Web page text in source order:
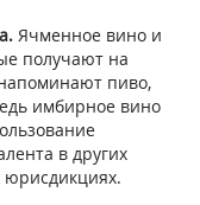
Ячменное вино и
получают на
пиво,
имбирное вино
в других